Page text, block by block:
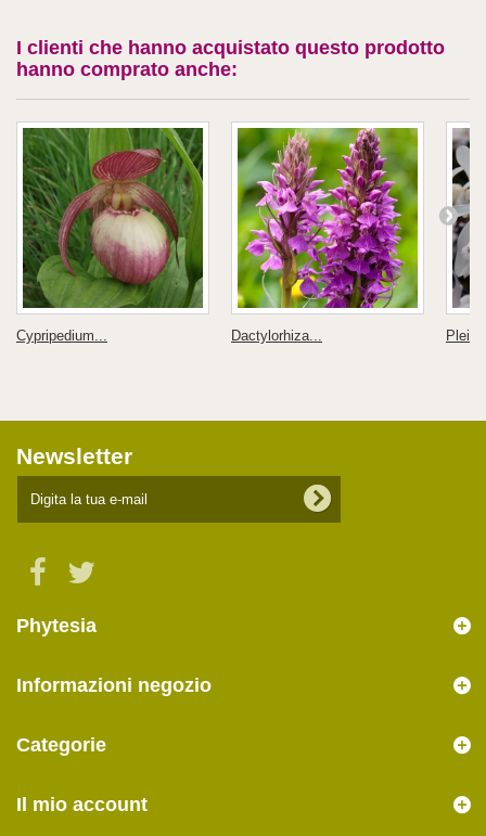
I clienti che hanno acquistato questo prodotto
hanno comprato anche:
Cypripedium... Dactylorhiza...
Newsletter
Phytesia
Informazioni negozio
Categorie
Il mio account